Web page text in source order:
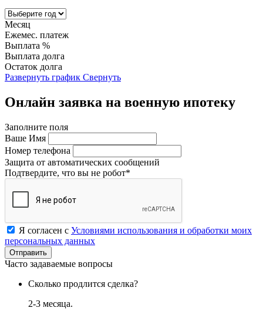
Месяц
Ежемес. платеж
Выплата %
Выплата долга
Остаток долга
Развернуть график Свернуть
Онлайн заявка на военную ипотеку
Заполните поля
Ваше Имя
Номер телефона
Защита от автоматических сообщений
Подтвердите, что вы не робот*
Я согласен с Условиями использования и обработки моих
персональных данных
Часто задаваемые вопросы
Сколько продлится сделка?
2-3 месяца.